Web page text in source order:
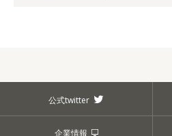
公式twitter
企業情報